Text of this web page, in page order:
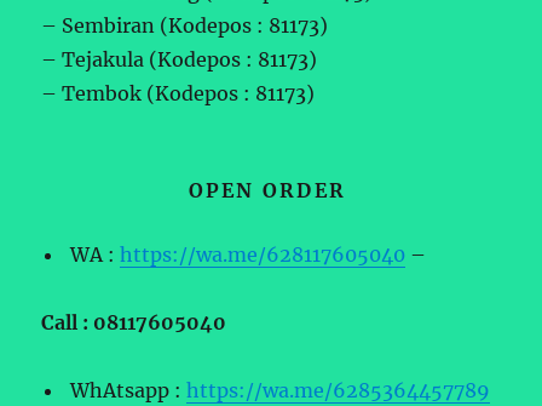
– Sembiran (Kodepos : 81173)
– Tejakula (Kodepos : 81173)
– Tembok (Kodepos : 81173)
OPEN ORDER
WA :https://wa.me/628117605040 –
Call : 08117605040
WhAtsapp :https://wa.me/6285364457789